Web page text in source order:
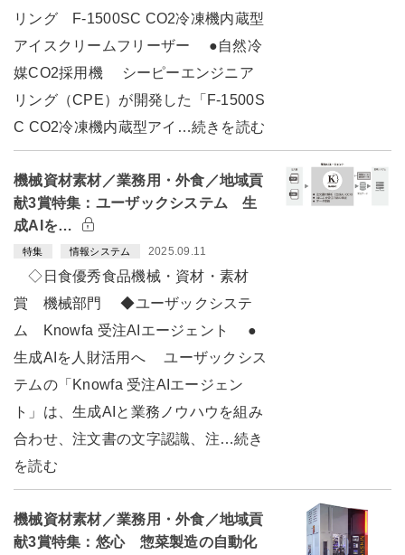
リング F-1500SC CO2冷凍機内蔵型
アイスクリームフリーザー ●自然冷
媒CO2採用機 シーピーエンジニア
リング（CPE）が開発した「F-1500S
C CO2冷凍機内蔵型アイ…続きを読む
機械資材素材／業務用・外食／地域貢
献3賞特集：ユーザックシステム 生
成AIを…
特集 情報システム 2025.09.11
◇日食優秀食品機械・資材・素材
賞 機械部門 ◆ユーザックシステ
ム Knowfa 受注AIエージェント ●
生成AIを人財活用へ ユーザックシス
テムの「Knowfa 受注AIエージェン
ト」は、生成AIと業務ノウハウを組み
合わせ、注文書の文字認識、注…続き
を読む
機械資材素材／業務用・外食／地域貢
献3賞特集：悠心 惣菜製造の自動化